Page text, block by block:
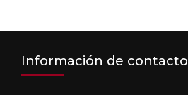
Información de contacto